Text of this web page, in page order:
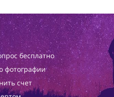
бесплатно
фотографии
счет